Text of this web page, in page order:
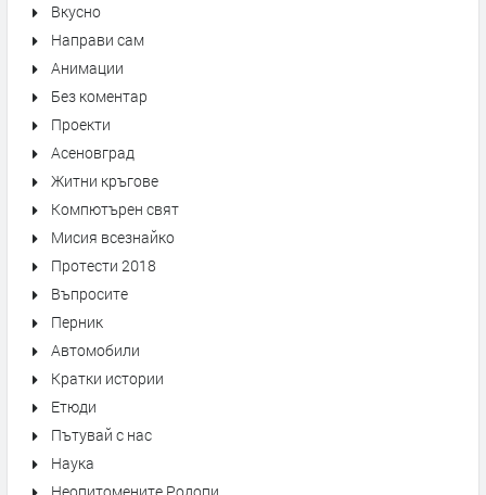
Вкусно
Направи сам
Анимации
Без коментар
Проекти
Асеновград
Житни кръгове
Компютърен свят
Мисия всезнайко
Протести 2018
Въпросите
Перник
Автомобили
Кратки истории
Етюди
Пътувай с нас
Наука